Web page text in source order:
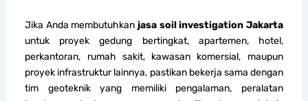
Jika Anda membutuhkan jasa soil investigation Jakarta
untuk proyek gedung bertingkat, apartemen, hotel,
perkantoran, rumah sakit, kawasan komersial, maupun
proyek infrastruktur lainnya, pastikan bekerja sama dengan
tim geoteknik yang memiliki pengalaman, peralatan